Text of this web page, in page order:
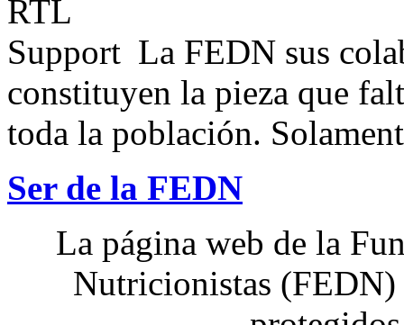
La FEDN sus
constituyen la pieza que
toda la población.
Ser de la FEDN
La página web de la
Nutricionistas (FEDN)